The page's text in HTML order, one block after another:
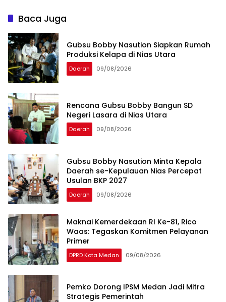
Baca Juga
Gubsu Bobby Nasution Siapkan Rumah
Produksi Kelapa di Nias Utara
Daerah 09/08/2026
Rencana Gubsu Bobby Bangun SD
Negeri Lasara di Nias Utara
Daerah 09/08/2026
Gubsu Bobby Nasution Minta Kepala
Daerah se-Kepulauan Nias Percepat
Usulan BKP 2027
Daerah 09/08/2026
Maknai Kemerdekaan RI Ke-81, Rico
Waas: Tegaskan Komitmen Pelayanan
Primer
DPRD Kota Medan 09/08/2026
Pemko Dorong IPSM Medan Jadi Mitra
Strategis Pemerintah